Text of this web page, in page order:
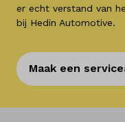
er echt verstand van
bij Hedin Automotive.
Maak een